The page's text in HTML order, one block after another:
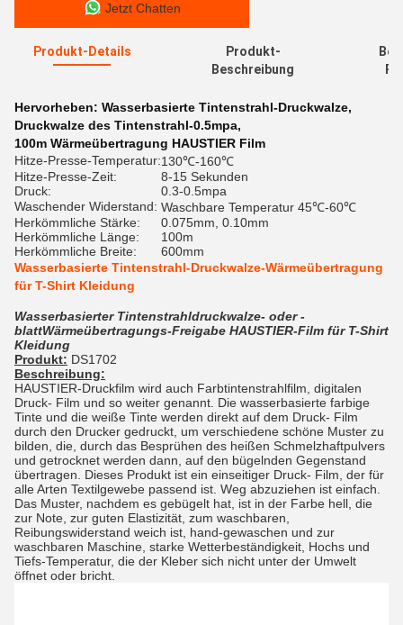
Jetzt Chatten
Produkt-Details
Produkt-
Beschreibung
Hervorheben: Wasserbasierte Tintenstrahl-Druckwalze,
Druckwalze des Tintenstrahl-0.5mpa,
100m Wärmeübertragung HAUSTIER Film
Hitze-Presse-Temperatur:130℃-160℃
Hitze-Presse-Zeit:
8-15 Sekunden
Druck:
0.3-0.5mpa
Waschender Widerstand: Waschbare Temperatur 45℃-60℃
Herkömmliche Stärke:
0.075mm, 0.10mm
Herkömmliche Länge:
100m
Herkömmliche Breite:
600mm
Wasserbasierte Tintenstrahl-Druckwalze-Wärmeübertragung
für T-Shirt Kleidung
Wasserbasierter Tintenstrahldruckwalze- oder -
blattWärmeübertragungs-Freigabe HAUSTIER-Film für T-Shirt
Kleidung
Produkt: DS1702
Beschreibung:
HAUSTIER-Druckfilm wird auch Farbtintenstrahlfilm, digitalen
Druck- Film und so weiter genannt. Die wasserbasierte farbige
Tinte und die weiße Tinte werden direkt auf dem Druck- Film
durch den Drucker gedruckt, um verschiedene schöne Muster zu
bilden, die, durch das Besprühen des heißen Schmelzhaftpulvers
und getrocknet werden dann, auf den bügelnden Gegenstand
übertragen. Dieses Produkt ist ein einseitiger Druck- Film, der für
alle Arten Textilgewebe passend ist. Weg abzuziehen ist einfach.
Das Muster, nachdem es gebügelt hat, ist in der Farbe hell, die
zur Note, zur guten Elastizität, zum waschbaren,
Reibungswiderstand weich ist, hand-gewaschen und zur
waschbaren Maschine, starke Wetterbeständigkeit, Hochs und
Tiefs-Temperatur, die der Kleber sich nicht unter der Umwelt
öffnet oder bricht.